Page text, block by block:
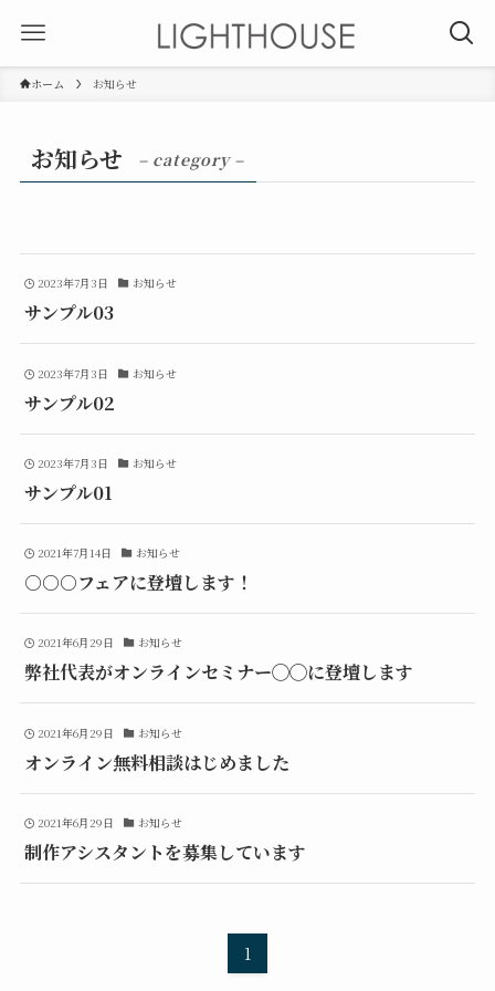
ホーム お知らせ
お知らせ – category –
2023年7月3日 お知らせ
サンプル03
2023年7月3日 お知らせ
サンプル02
2023年7月3日 お知らせ
サンプル01
2021年7月14日 お知らせ
○○○フェアに登壇します！
2021年6月29日 お知らせ
弊社代表がオンラインセミナー◯◯に登壇します
2021年6月29日 お知らせ
オンライン無料相談はじめました
2021年6月29日 お知らせ
制作アシスタントを募集しています
1